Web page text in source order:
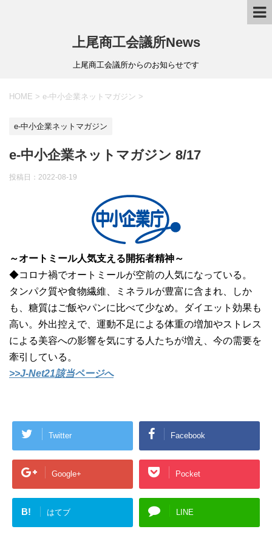
上尾商工会議所News
上尾商工会議所からのお知らせです
HOME > e-中小企業ネットマガジン >
e-中小企業ネットマガジン
e-中小企業ネットマガジン 8/17
投稿日： 2022-08-19
～オートミール人気支える開拓者精神～
◆コロナ禍でオートミールが空前の人気になっている。
タンパク質や食物繊維、ミネラルが豊富に含まれ、しか
も、糖質はご飯やパンに比べて少なめ。ダイエット効果も
高い。外出控えで、運動不足による体重の増加やストレス
による美容への影響を気にする人たちが増え、今の需要を
牽引している。
>>J-Net21該当ページへ
Twitter Facebook
Google+ Pocket
B! はてブ LINE